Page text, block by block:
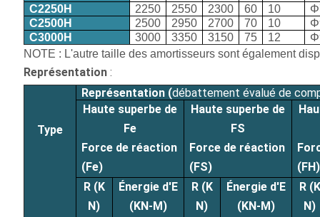
C2250H
2250 2550 2300 60 10
C2500H
2500 2950 2700 70 10
C3000H
3000 3350 3150 75 12
NOTE : L'autre taille des amortisseurs sont également
Représentation:
Type
Représentation (débattement évalué de
Haute superbe de
Fe
Force de réaction
(Fe)
Haute superbe de
FS
Force de réaction
(FS)
(FH)
R (K
N)
Énergie d'E
(KN-M)
R (K
N)
Énergie d'E
(KN-M)
R (K
N)